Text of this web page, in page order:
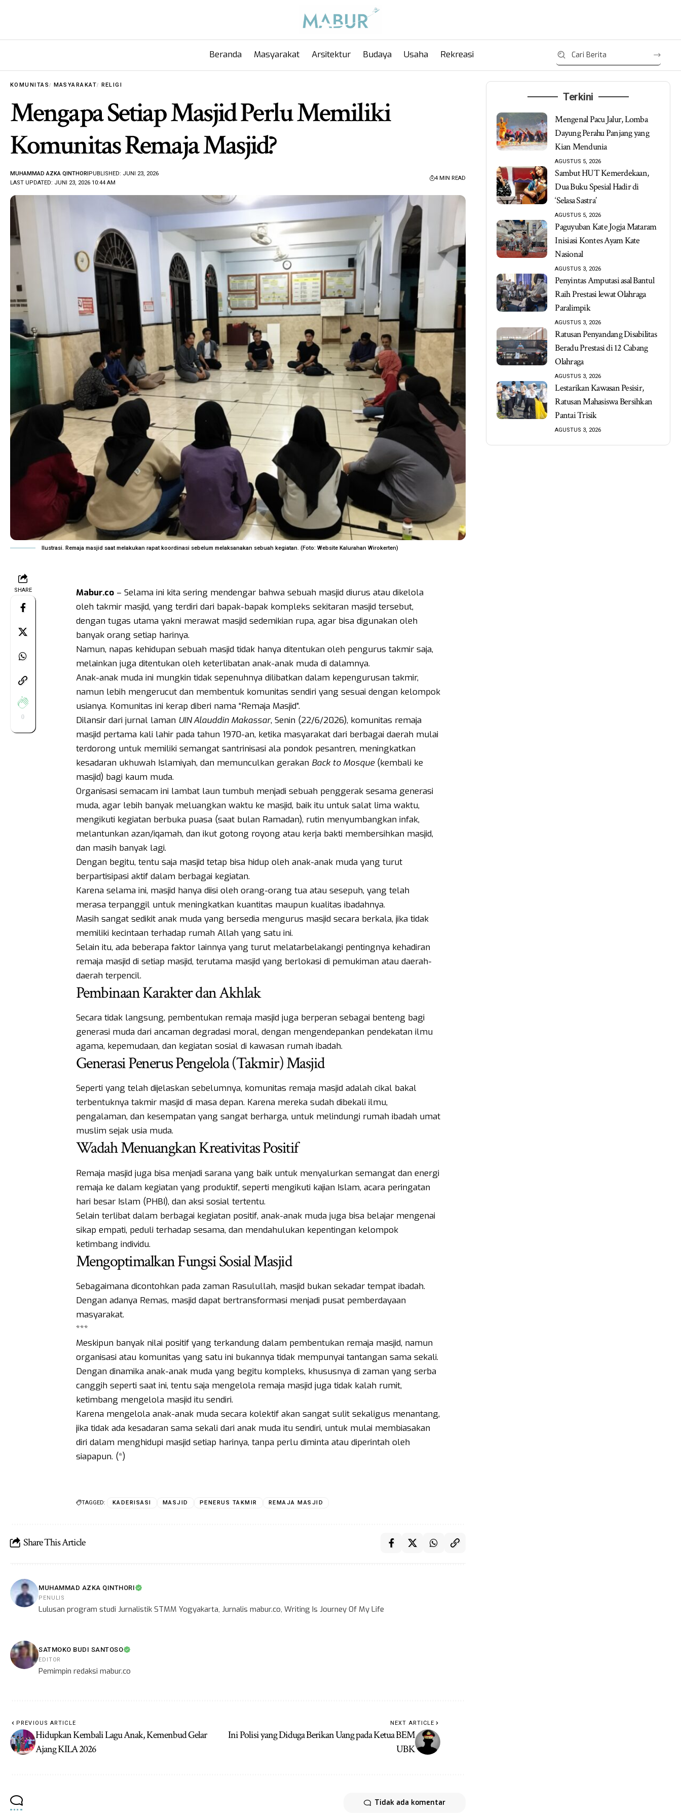
Beranda Masyarakat Arsitektur Budaya Usaha Rekreasi
KOMUNITAS MASYARAKAT RELIGI
Mengapa Setiap Masjid Perlu Memiliki
Komunitas Remaja Masjid?
LAST UPDATED: JUNI 23, 2026 10:44 AM
MUHAMMAD AZKA QINTHORIPUBLISHED: JUNI 23, 2026
4 MIN READ
Ilustrasi. Remaja masjid saat melakukan rapat koordinasi sebelum melaksanakan sebuah kegiatan. (Foto: Website Kalurahan Wirokerten)
SHARE
0
Mabur.co– Selama ini kita sering mendengar bahwa sebuah masjid diurus atau dikelola
oleh takmir masjid, yang terdiri dari bapak-bapak kompleks sekitaran masjid tersebut,
dengan tugas utama yakni merawat masjid sedemikian rupa, agar bisa digunakan oleh
banyak orang setiap harinya.
Namun, napas kehidupan sebuah masjid tidak hanya ditentukan oleh pengurus takmir saja,
melainkan juga ditentukan oleh keterlibatan anak-anak muda di dalamnya.
Anak-anak muda ini mungkin tidak sepenuhnya dilibatkan dalam kepengurusan takmir,
namun lebih mengerucut dan membentuk komunitas sendiri yang sesuai dengan kelompok
usianya. Komunitas ini kerap diberi nama “Remaja Masjid”.
Dilansir dari jurnal laman UIN Alauddin Makassar, Senin (22/6/2026), komunitas remaja
masjid pertama kali lahir pada tahun 1970-an, ketika masyarakat dari berbagai daerah mulai
terdorong untuk memiliki semangat santrinisasi ala pondok pesantren, meningkatkan
kesadaran ukhuwah Islamiyah, dan memunculkan gerakan Back to Mosque(kembali ke
masjid) bagi kaum muda.
Organisasi semacam ini lambat laun tumbuh menjadi sebuah penggerak sesama generasi
muda, agar lebih banyak meluangkan waktu ke masjid, baik itu untuk salat lima waktu,
mengikuti kegiatan berbuka puasa (saat bulan Ramadan), rutin menyumbangkan infak,
melantunkan azan/iqamah, dan ikut gotong royong atau kerja bakti membersihkan masjid,
dan masih banyak lagi.
Dengan begitu, tentu saja masjid tetap bisa hidup oleh anak-anak muda yang turut
berpartisipasi aktif dalam berbagai kegiatan.
Karena selama ini, masjid hanya diisi oleh orang-orang tua atau sesepuh, yang telah
merasa terpanggil untuk meningkatkan kuantitas maupun kualitas ibadahnya.
Masih sangat sedikit anak muda yang bersedia mengurus masjid secara berkala, jika tidak
memiliki kecintaan terhadap rumah Allah yang satu ini.
Selain itu, ada beberapa faktor lainnya yang turut melatarbelakangi pentingnya kehadiran
remaja masjid di setiap masjid, terutama masjid yang berlokasi di pemukiman atau daerah-
daerah terpencil.
Pembinaan Karakter dan Akhlak
Secara tidak langsung, pembentukan remaja masjid juga berperan sebagai benteng bagi
generasi muda dari ancaman degradasi moral, dengan mengendepankan pendekatan ilmu
agama, kepemudaan, dan kegiatan sosial di kawasan rumah ibadah.
Generasi Penerus Pengelola (Takmir) Masjid
Seperti yang telah dijelaskan sebelumnya, komunitas remaja masjid adalah cikal bakal
terbentuknya takmir masjid di masa depan. Karena mereka sudah dibekali ilmu,
pengalaman, dan kesempatan yang sangat berharga, untuk melindungi rumah ibadah umat
muslim sejak usia muda.
Wadah Menuangkan Kreativitas Positif
Remaja masjid juga bisa menjadi sarana yang baik untuk menyalurkan semangat dan energi
remaja ke dalam kegiatan yang produktif, seperti mengikuti kajian Islam, acara peringatan
hari besar Islam (PHBI), dan aksi sosial tertentu.
Selain terlibat dalam berbagai kegiatan positif, anak-anak muda juga bisa belajar mengenai
sikap empati, peduli terhadap sesama, dan mendahulukan kepentingan kelompok
ketimbang individu.
Mengoptimalkan Fungsi Sosial Masjid
Sebagaimana dicontohkan pada zaman Rasulullah, masjid bukan sekadar tempat ibadah.
Dengan adanya Remas, masjid dapat bertransformasi menjadi pusat pemberdayaan
masyarakat.
***
Meskipun banyak nilai positif yang terkandung dalam pembentukan remaja masjid, namun
organisasi atau komunitas yang satu ini bukannya tidak mempunyai tantangan sama sekali.
Dengan dinamika anak-anak muda yang begitu kompleks, khususnya di zaman yang serba
canggih seperti saat ini, tentu saja mengelola remaja masjid juga tidak kalah rumit,
ketimbang mengelola masjid itu sendiri.
Karena mengelola anak-anak muda secara kolektif akan sangat sulit sekaligus menantang,
jika tidak ada kesadaran sama sekali dari anak muda itu sendiri, untuk mulai membiasakan
diri dalam menghidupi masjid setiap harinya, tanpa perlu diminta atau diperintah oleh
siapapun. (*)
TAGGED: KADERISASI MASJID PENERUS TAKMIR REMAJA MASJID
Share This Article
MUHAMMAD AZKA QINTHORI
PENULIS
Lulusan program studi Jurnalistik STMM Yogyakarta, Jurnalis mabur.co, Writing Is Journey Of My Life
SATMOKO BUDI SANTOSO
EDITOR
Pemimpin redaksi mabur.co
PREVIOUS ARTICLE
Hidupkan Kembali Lagu Anak, Kemenbud Gelar
Ajang KILA 2026
NEXT ARTICLE
Ini Polisi yang Diduga Berikan Uang pada Ketua BEM
UBK
Tidak ada komentar
Terkini
Mengenal Pacu Jalur, Lomba
Dayung Perahu Panjang yang
Kian Mendunia
AGUSTUS 5, 2026
Sambut HUT Kemerdekaan,
Dua Buku Spesial Hadir di
‘Selasa Sastra’
AGUSTUS 5, 2026
Paguyuban Kate Jogja Mataram
Inisiasi Kontes Ayam Kate
Nasional
AGUSTUS 3, 2026
Penyintas Amputasi asal Bantul
Raih Prestasi lewat Olahraga
Paralimpik
AGUSTUS 3, 2026
Ratusan Penyandang Disabilitas
Beradu Prestasi di 12 Cabang
Olahraga
AGUSTUS 3, 2026
Lestarikan Kawasan Pesisir,
Ratusan Mahasiswa Bersihkan
Pantai Trisik
AGUSTUS 3, 2026